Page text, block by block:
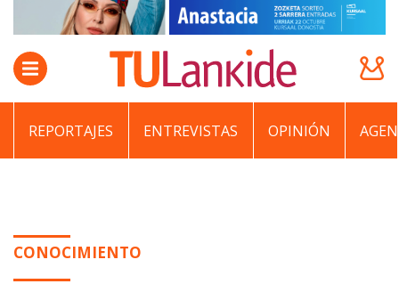
REPORTAJES ENTREVISTAS OPINIÓN
CONOCIMIENTO